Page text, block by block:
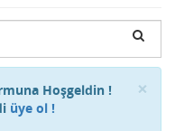
×
Hoşgeldin !
üye ol !